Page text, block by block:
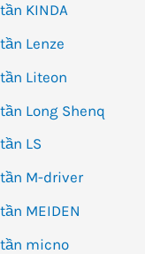
KINDA
Lenze
Liteon
Long Shenq
LS
M-driver
MEIDEN
micno